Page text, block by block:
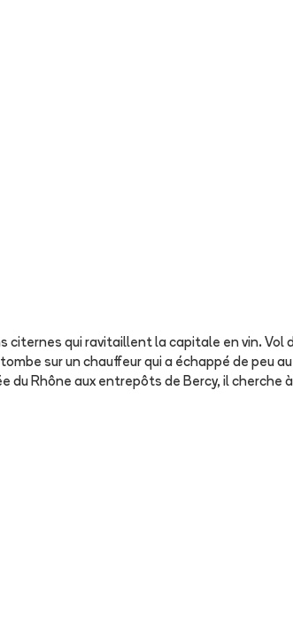
citernes qui ravitaillent la capitale en vin.
sur un chauffeur qui a échappé de peu
du Rhône aux entrepôts de Bercy, il